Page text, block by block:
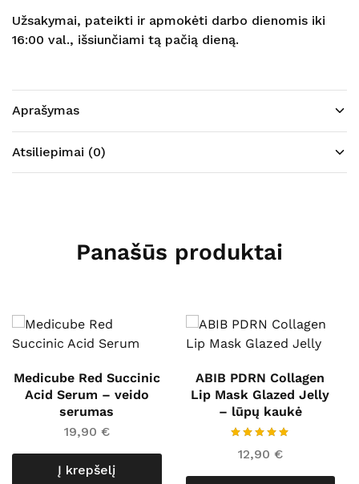
Užsakymai, pateikti ir apmokėti darbo dienomis iki
16:00 val., išsiunčiami tą pačią dieną.
Aprašymas
Atsiliepimai (0)
Panašūs produktai
Medicube Red Succinic
Acid Serum – veido
serumas
19,90 €
Į krepšelį
ABIB PDRN Collagen
Lip Mask Glazed Jelly
– lūpų kaukė
12,90 €